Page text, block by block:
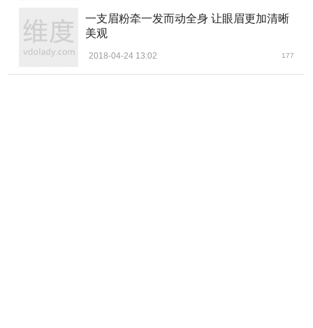
一支眉粉牵一发而动全身 让眼眉更加清晰
美观
2018-04-24 13:02 177